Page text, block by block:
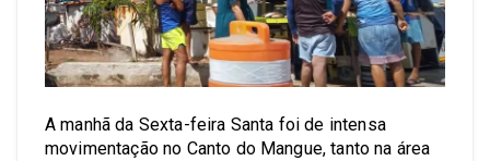
A manhã da Sexta-feira Santa foi de intensa
movimentação no Canto do Mangue, tanto na área